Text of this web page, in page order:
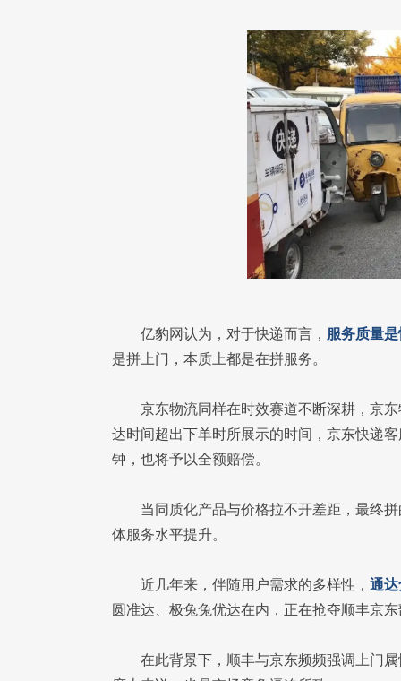
亿豹网认为，对于快递而言， 服务质量
是拼上门，本质上都是在拼服务。
京东物流同样在时效赛道不断深耕，京
达时间超出下单时所展示的时间，京东快递
钟，也将予以全额赔偿。
当同质化产品与价格拉不开差距，最终
体服务水平提升。
近几年来，伴随用户需求的多样性， 通
圆准达、极兔兔优达在内，正在抢夺顺丰京
在此背景下，顺丰与京东频频强调上门